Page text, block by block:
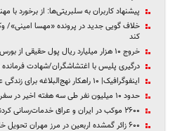
پیشنهاد کاربران به سلبریتی‌ها: از برخورد با
خلاف گویی جدید در پرونده «مهسا امینی»/
کند
خروج ۱۰ هزار میلیارد ریال پول حقیقی‌‌ از بورس به دنبال ناآرامی‌های اخیر‌
درگیری پلیس با اغتشاشگران/شهادت فرمانده
اینفوگرافیک| ۱۰ راهکار نهج‌البلاغه برای زندگی عاقلانه
حدود ۱۰ میلیون نفر طی سه هفته اخیر در سفرهای اربعین و مشهد شرکت کردند
۲۶۰۰ موکب در ایران و عراق خدمات‌رسانی کردند
۶۰۰ زائر گمشده اربعین در مرز مهران تحویل خانواده‌ها شد